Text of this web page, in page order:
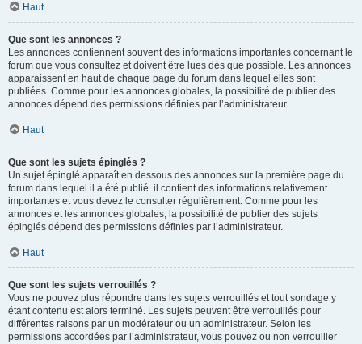
Haut
Que sont les annonces ?
Les annonces contiennent souvent des informations importantes concernant le
forum que vous consultez et doivent être lues dès que possible. Les annonces
apparaissent en haut de chaque page du forum dans lequel elles sont
publiées. Comme pour les annonces globales, la possibilité de publier des
annonces dépend des permissions définies par l’administrateur.
Haut
Que sont les sujets épinglés ?
Un sujet épinglé apparaît en dessous des annonces sur la première page du
forum dans lequel il a été publié. il contient des informations relativement
importantes et vous devez le consulter régulièrement. Comme pour les
annonces et les annonces globales, la possibilité de publier des sujets
épinglés dépend des permissions définies par l’administrateur.
Haut
Que sont les sujets verrouillés ?
Vous ne pouvez plus répondre dans les sujets verrouillés et tout sondage y
étant contenu est alors terminé. Les sujets peuvent être verrouillés pour
différentes raisons par un modérateur ou un administrateur. Selon les
permissions accordées par l’administrateur, vous pouvez ou non verrouiller